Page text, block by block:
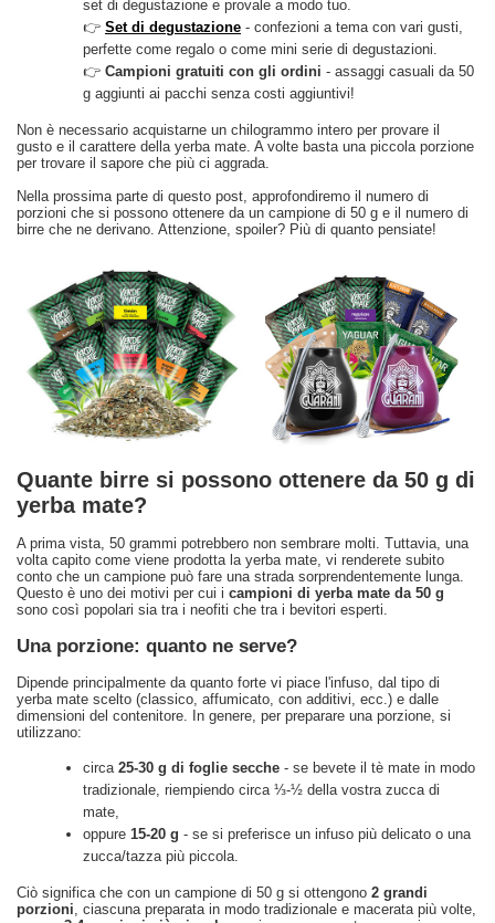
set di degustazione e provale a modo tuo.
👉 Set di degustazione - confezioni a tema con vari gusti,
perfette come regalo o come mini serie di degustazioni.
👉 Campioni gratuiti con gli ordini - assaggi casuali da 50
g aggiunti ai pacchi senza costi aggiuntivi!
Non è necessario acquistarne un chilogrammo intero per provare il
gusto e il carattere della yerba mate. A volte basta una piccola porzione
per trovare il sapore che più ci aggrada.
Nella prossima parte di questo post, approfondiremo il numero di
porzioni che si possono ottenere da un campione di 50 g e il numero di
birre che ne derivano. Attenzione, spoiler? Più di quanto pensiate!
Quante birre si possono ottenere da 50 g di
yerba mate?
A prima vista, 50 grammi potrebbero non sembrare molti. Tuttavia, una
volta capito come viene prodotta la yerba mate, vi renderete subito
conto che un campione può fare una strada sorprendentemente lunga.
Questo è uno dei motivi per cui i campioni di yerba mate da 50 g
sono così popolari sia tra i neofiti che tra i bevitori esperti.
Una porzione: quanto ne serve?
Dipende principalmente da quanto forte vi piace l'infuso, dal tipo di
yerba mate scelto (classico, affumicato, con additivi, ecc.) e dalle
dimensioni del contenitore. In genere, per preparare una porzione, si
utilizzano:
circa 25-30 g di foglie secche - se bevete il tè mate in modo
tradizionale, riempiendo circa ⅓-½ della vostra zucca di
mate,
oppure 15-20 g - se si preferisce un infuso più delicato o una
zucca/tazza più piccola.
Ciò significa che con un campione di 50 g si ottengono 2 grandi
porzioni, ciascuna preparata in modo tradizionale e macerata più volte,